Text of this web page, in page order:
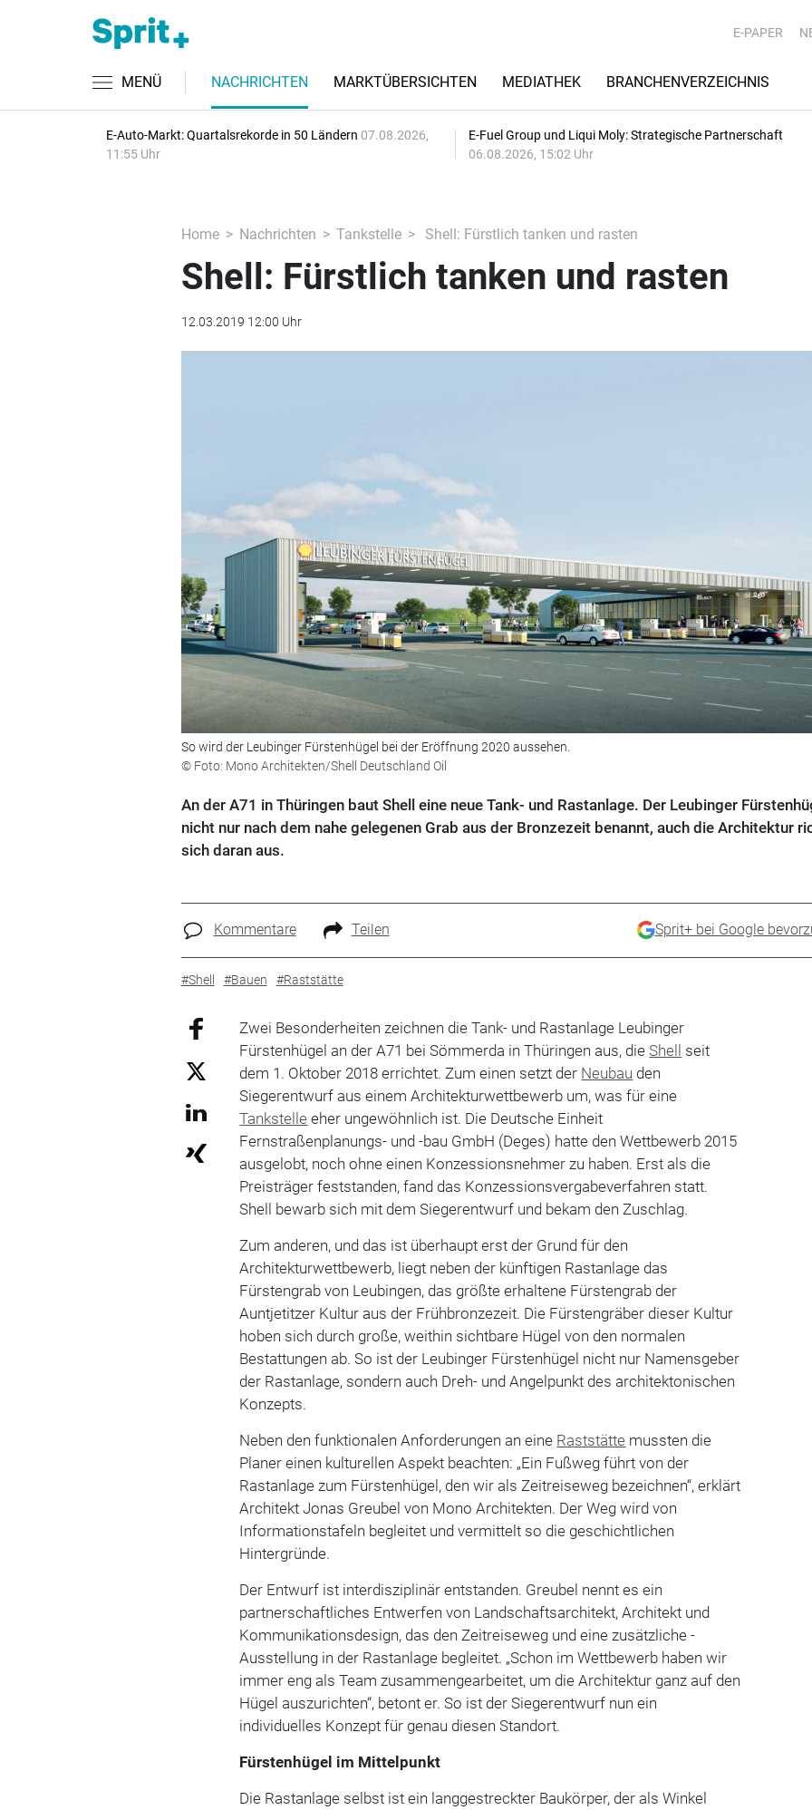
E-PAPER
MENÜ NACHRICHTEN MARKTÜBERSICHTEN MEDIATHEK BRANCHENVERZEICHNIS
E-Auto-Markt: Quartalsrekorde in 50 Ländern 07.08.2026,
11:55 Uhr
E-Fuel Group und Liqui Moly: Strategische Partnerschaft
06.08.2026, 15:02 Uhr
Home Nachrichten Tankstelle Shell: Fürstlich tanken und rasten
Shell: Fürstlich tanken und rasten
12.03.2019 12:00 Uhr
So wird der Leubinger Fürstenhügel bei der Eröffnung 2020 aussehen.
© Foto: Mono Architekten/Shell Deutschland Oil
An der A71 in Thüringen baut Shell eine neue Tank- und Rastanlage. Der Leubinger
nicht nur nach dem nahe gelegenen Grab aus der Bronzezeit benannt, auch die Architektur
sich daran aus.
Kommentare Teilen Sprit+ bei Google
#Shell #Bauen #Raststätte
Zwei Besonderheiten zeichnen die Tank- und Rastanlage Leubinger
Fürsten­hügel an der A71 bei Sömmerda in Thüringen aus, die Shell seit
dem 1. Oktober 2018 errichtet. Zum einen setzt der Neubau den
Siegerentwurf aus einem Architekturwettbewerb um, was für eine
Tankstelle eher ungewöhnlich ist. Die Deutsche Einheit
Fernstraßenplanungs- und -bau GmbH (Deges) hatte den Wettbewerb 2015
ausgelobt, noch ohne ­einen Konzessionsnehmer zu haben. Erst als die
Preisträger feststanden, fand das ­Konzessionsvergabeverfahren statt.
Shell bewarb sich mit dem Siegerentwurf und ­bekam den Zuschlag.
Zum anderen, und das ist überhaupt erst der Grund für den
Architekturwettbewerb, liegt neben der künftigen Rast­anlage das
Fürstengrab von Leubingen, das ­größte erhaltene Fürstengrab der
Auntjetitzer Kultur aus der Frühbronzezeit. Die Fürstengräber dieser Kultur
hoben sich durch große, weithin sichtbare ­Hügel von den normalen
Bestattungen ab. So ist der Leubinger Fürstenhügel nicht nur Namensgeber
der Rastanlage, sondern auch Dreh- und Angelpunkt des architektonischen
Konzepts.
Neben den funktionalen Anforderungen an eine Raststätte mussten die
Planer einen kulturellen Aspekt beachten: „Ein Fußweg führt von der
Rastanlage zum Fürstenhügel, den wir als Zeitreiseweg bezeichnen“, erklärt
Architekt Jonas Greubel von Mono Architekten. Der Weg wird von
Informationstafeln begleitet und vermittelt so die geschichtlichen
Hintergründe.
Der Entwurf ist ­interdisziplinär entstanden. Greubel nennt es ein
partnerschaftliches Entwerfen von Landschaftsarchitekt, Architekt und
Kommunikationsdesign, das den Zeitreiseweg und eine zusätzliche ­
Ausstellung in der Rastanlage begleitet. „Schon im Wettbewerb haben wir
immer eng als Team zusammengearbeitet, um die Architektur ganz auf den
Hügel auszurichten“, betont er. So ist der Siegerentwurf nun ein
individuelles Konzept für genau diesen Standort.
Fürstenhügel im Mittelpunkt
Die Rastanlage selbst ist ein langgestreckter Baukörper, der als Winkel